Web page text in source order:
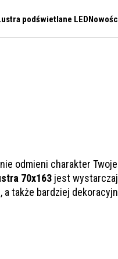
Main navigation
podświetlane LED
odmieni charakter
70x163 jest
także bardziej